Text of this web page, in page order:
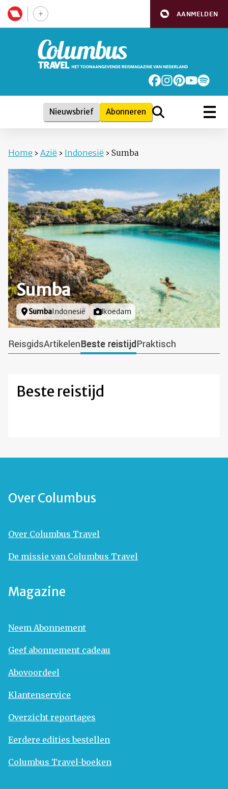
AANMELDEN
Nieuwsbrief Abonneren
Home › Azië › Indonesië › Sumba
Sumba
Locatie
Sumba Indonesië Foto door
lkoedam
ReisgidsArtikelenBeste reistijdPraktisch
Beste reistijd
Over Columbus
Over Columbus Travel
De missie van Columbus Travel
Magazine
Neem Abonnement
Geef abonnement cadeau
Abovoordeel
Klantenservice
Overzicht reportages
Eerdere edities bestellen
Columbus Travel-boeken